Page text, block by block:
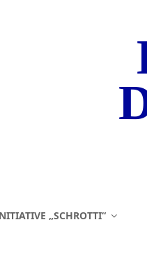
„SCHROTTI“